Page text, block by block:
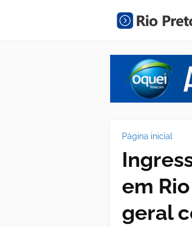
Página inicial
em
geral